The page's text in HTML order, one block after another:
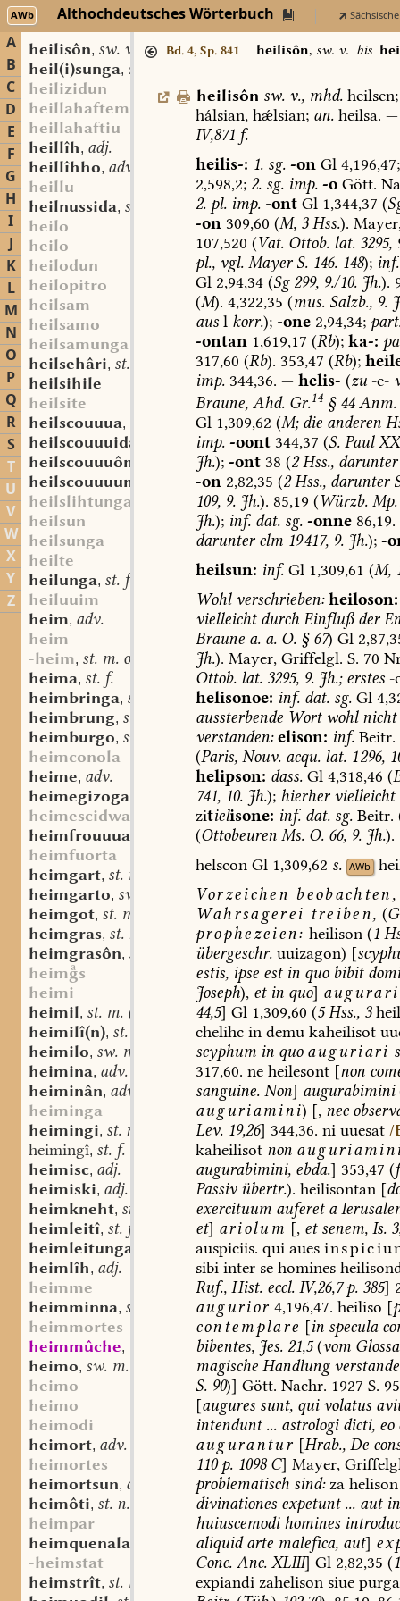
AWb Althochdeutsches Wörterbuch
A
B
C
D
E
F
G
H
I
J
K
L
M
N
O
P
Q
R
S
T
U
V
W
X
Y
Z
heilisôn, sw. v.
heil(i)sunga, st. f.
heilizidun
heillahaftem
heillahaftiu
heillîh, adj.
heillîhho, adv.
heillu
heilnussida, st. f.
heilo
heilo
heilodun
heilopitro
heilsam
heilsamo
heilsamunga
heilsehâri, st. m.
heilsihile
heilsite
heilscouuua,
heilscouuuida
heilscouuuôn
heilscouuuunga
heilslihtunga
heilsun
heilsunga
heilte
heilunga, st. f.
heiluuim
heim, adv.
heim
-heim, st. m. oder n.
heima, st. f.
heimbringa, sw. f.
heimbrung, st. m.
heimburgo, sw. m.
heimconola
heime, adv.
heimegizogan
heimescidwar
heimfrouuua
heimfuorta
heimgart, st. m.
heimgarto, sw. m.
heimgot, st. m.
heimgras, st. n.
heimgrasôn, sw. v.
heims
heimi
heimil, st. m. (n.?)
heimilî(n), st. n.
heimilo, sw. m.
heimina, adv.
heiminân, adv.
heiminga
heimingi, st. n.
heimingî, st. f.
heimisc, adj.
heimiski, adj.
heimkneht, st. m.
heimleitî, st. f.
heimleitunga
heimlîh, adj.
heimme
heimminna, st. f.
heimmortes
heimmûche,
mhd. sw. m.
heimo, sw. m.
heimo
heimo
heimodi
heimort, adv.
heimortes
heimortsun, adv.
heimôti, st. n.
heimpar
heimquenala
-heimstat
heimstrît, st. m.
Bd. 4, Sp. 841 heilisôn, sw. v. bis
heilisôn sw. v., mhd. heilsen;
hálsian,hǽlsian; an. heilsa. —
IV,871f.
heilis-: 1.sg. -onGl4,196,47;
2,598,2; 2.sg.imp. -oGött.
2.pl.imp. -ontGl 1,344,37 (
-on309,60 (M,3Hss.).
107,520 (Vat.Ottob.lat.3295,
pl.,vgl.MayerS.146.148); inf.
Gl 2,94,34(Sg299,9./10.Jh.).
(M). 4,322,35 (mus.Salzb.,9.
ausl korr.); -one2,94,34;
-ontan1,619,17 (Rb); ka-:
317,60 (Rb). 353,47 (Rb);
imp.344,36. — helis- (zu-e-
Braune,Ahd.Gr.14 §44Anm.
Gl1,309,62 (M;dieanderen
imp. -oont344,37 (S.Paul
Jh.); -ont38 (2 Hss.,darunter
-on2,82,35 (2Hss., darunter
109,9.Jh.). 85,19 (Würzb.Mp.
Jh.); inf.dat.sg. -onne86,19.
darunterclm19 417,9.Jh.); -
heilsun: inf.Gl1,309,61 (M,
Wohlverschrieben: heiloson:
vielleichtdurch Einflußder
Braunea.a.O.§67) Gl
Jh.). Mayer,Griffelgl. S. 70
Ottob.lat.3295,9.Jh.;erstes-
helisonoe: inf.dat.sg.Gl
aussterbendeWortwohlnicht
verstanden: elison: inf.Beitr.
(Paris,Nouv.acqu.lat.1 296,
helipson: dass.Gl 4,318,46 (
741,10.Jh.); hierhervielleicht
zitielisone: inf.dat.sg.Beitr.
(OttobeurenMs.O.66,9.Jh.).
helsconGl1,309,62 s. AWb
Vorzeichen beobachten,
Wahrsagerei treiben, (
prophezeien: heilison(1
übergeschr. uuizagon) [
estis,ipseestinquobibit
Joseph), etinquo] augurari
44,5] Gl1,309,60 (5Hss.,3
chelihcin demukaheilisot
scyphuminquo auguriari
317,60. neheilesont[non
sanguine.Non] augurabimini
auguriamini) [, nec
Lev.19,26] 344,36. niuuesat /
kaheilisot non
augurabimini,ebda.] 353,47 (
Passivübertr.). heilisontan[
exercituumaufereta
et] ariolum [, etsenem, Is.
auspiciis. quiaues
sibiintersehomines
Ruf.,Hist.eccl.IV,26,7p.385]
augurior 4,196,47. heiliso [
contemplare [in specula
bibentes,Jes.21,5 (vom
magischeHandlung
S.90)] Gött. Nachr. 1927 S.
[auguressunt,quivolatus
intendunt... astrologidicti,eo
augurantur [Hrab., De
110p.1098C] Mayer,
problematischsind:zahelison
divinationes expetunt...autin
huiuscemodihomines
aliquidartemalefica,aut]
Conc.Anc.XLIII] Gl2,82,35 (1
expiandizahelisonsiue